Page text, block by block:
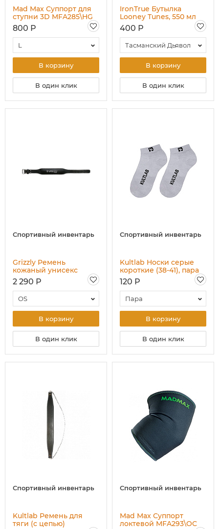
Mad Max Суппорт для
ступни 3D MFA285\HG
800 Р
L
В корзину
В один клик
IronTrue Бутылка
Looney Tunes, 550 мл
400 Р
Тасманский Дьявол
В корзину
В один клик
Спортивный инвентарь
Grizzly Ремень
кожаный унисекс
Джуниор
2 290 Р
OS
В корзину
В один клик
Спортивный инвентарь
Kultlab Носки серые
короткие (38-41), пара
120 Р
Пара
В корзину
В один клик
Спортивный инвентарь
Kultlab Ремень для
тяги (с цепью)
Спортивный инвентарь
Mad Max Суппорт
локтевой MFA293\OC